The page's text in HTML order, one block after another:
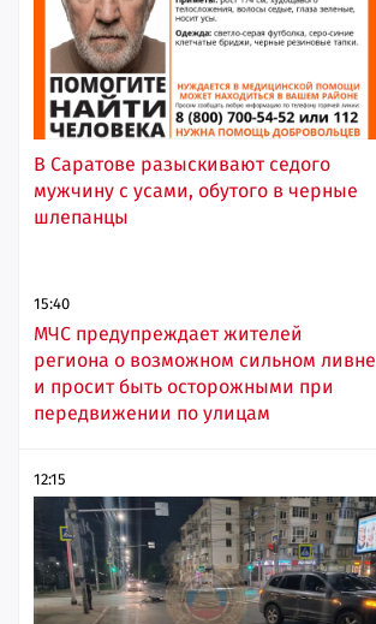
В Саратове разыскивают седого
мужчину с усами, обутого в черные
шлепанцы
15:40
МЧС предупреждает жителей
региона о возможном сильном ливне
и просит быть осторожными при
передвижении по улицам
12:15